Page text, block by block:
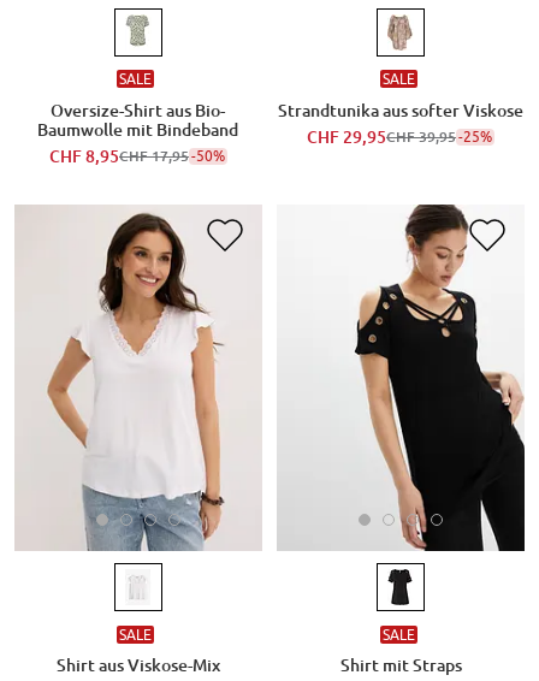
SALE
Oversize-Shirt aus Bio-
Baumwolle mit Bindeband
CHF 8,95CHF 17,95-50%
SALE
Strandtunika aus softer Viskose
CHF 29,95CHF 39,95-25%
SALE
Shirt aus Viskose-Mix
SALE
Shirt mit Straps